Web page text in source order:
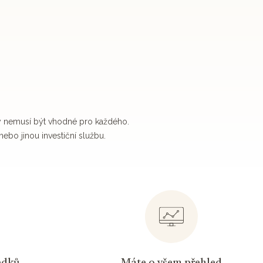
být vhodné pro každého.
jinou investiční službu.